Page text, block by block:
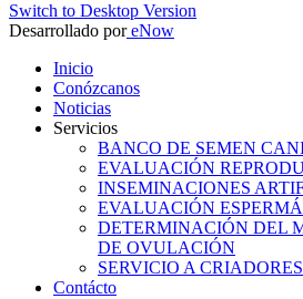
Switch to Desktop Version
Desarrollado poreNow
Inicio
Conózcanos
Noticias
Servicios
BANCO DE SEMEN
EVALUACIÓN
INSEMINACIONES
EVALUACIÓN
DETERMINACIÓN DEL
DE OVULACIÓN
SERVICIO A CRIADORES
Contácto